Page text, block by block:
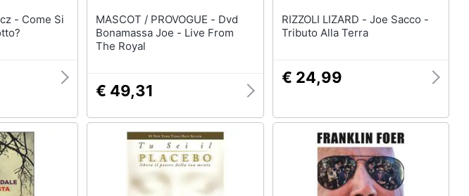
MASCOT / PROVOGUE - Dvd
Bonamassa Joe - Live From
The Royal
€ 49,31
RIZZOLI LIZARD - Joe Sacco -
Tributo Alla Terra
€ 24,99